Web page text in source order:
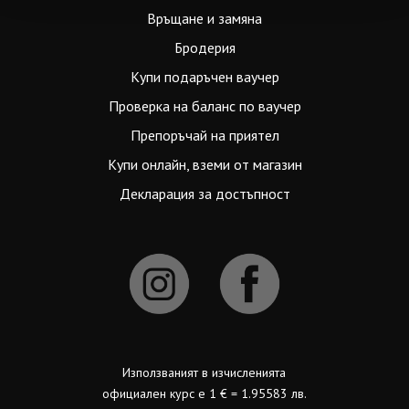
Връщане и замяна
Бродерия
Купи подаръчен ваучер
Проверка на баланс по ваучер
Препоръчай на приятел
Купи онлайн, вземи от магазин
Декларация за достъпност
Използваният в изчисленията
официален курс е 1 € = 1.95583 лв.